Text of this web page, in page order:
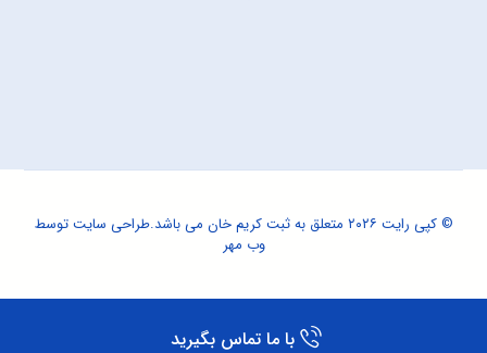
© کپی رایت ۲۰۲۶ متعلق به ثبت کریم خان می باشد. طراحی سایتتوسط
وب مهر
با ما تماس بگیرید